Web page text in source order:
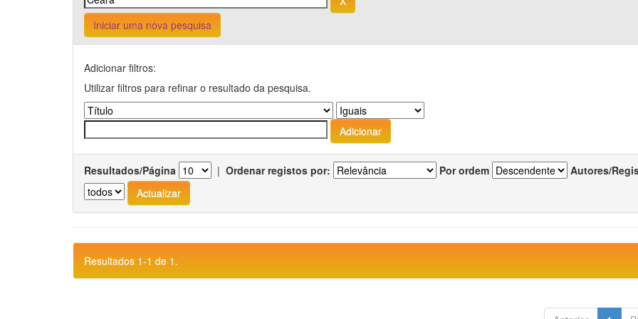
Iniciar uma nova pesquisa
Adicionar filtros:
Utilizar filtros para refinar o resultado da pesquisa.
Resultados/Página | Ordenar registos por: Por ordem Autores/
Resultados 1-1 de 1.